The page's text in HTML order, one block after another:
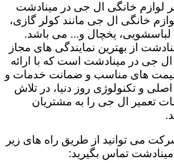
لوازم خانگی ال جی در مینادشت
خانگی ال جی مانند کولر گازی،
یخچال و... می باشد.
از بهترین نمایندگی های مجاز
ال جی در مینادشت است که با ارائه
های مناسب و ضمانت خدمات و
و تکنولوژی روز دنیا، در تلاش
تعمیر ال جی را به مشتریان
می توانید از طریق راه های زیر
تماس بگیرید: